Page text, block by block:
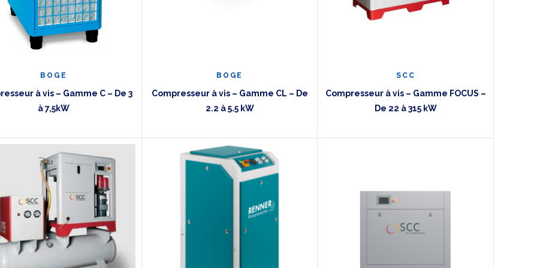
facilement dans des environnements où la propreté et la discrétion sont essentielles.
pour couvrir tous les besoins :
ans d’expertise et 30 ans de partenariat avec Air Énergie Ouest
, BOGE, c’est la fiabilité sans
dans les plus grandes unités de production.
exigeants. Performance, technologie et évolutivité au rendez-vous, pour des installations modernes
Une alternative solide pour les ateliers qui veulent de la fiabilité sans exploser leur budget.
BOGE
à vis – Gamme C – De 3
à 7,5kW
BOGE
Compresseur à vis – Gamme CL – De
2.2 à 5.5 kW
SCC
Compresseur à vis – Gamme FOCUS –
De 22 à 315 kW